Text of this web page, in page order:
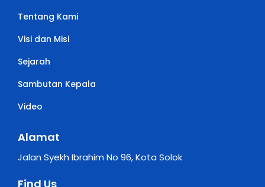
Tentang Kami
Visi dan Misi
Sejarah
Sambutan Kepala
Video
Alamat
Jalan Syekh Ibrahim No 96, Kota Solok
Find Us